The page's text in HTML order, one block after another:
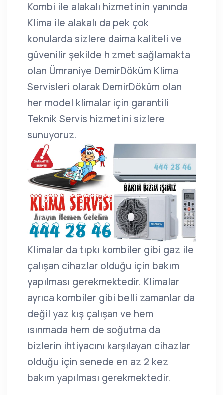
Kombi ile alakalı hizmetinin yanında
Klima ile alakalı da pek çok
konularda sizlere daima kaliteli ve
güvenilir şekilde hizmet sağlamakta
olan Ümraniye DemirDöküm Klima
Servisleri olarak DemirDöküm olan
her model klimalar için garantili
Teknik Servis hizmetini sizlere
sunuyoruz.
Klimalar da tıpkı kombiler gibi gaz ile
çalışan cihazlar olduğu için bakım
yapılması gerekmektedir. Klimalar
ayrıca kombiler gibi belli zamanlar da
değil yaz kış çalışan ve hem
ısınmada hem de soğutma da
bizlerin ihtiyacını karşılayan cihazlar
olduğu için senede en az 2 kez
bakım yapılması gerekmektedir.